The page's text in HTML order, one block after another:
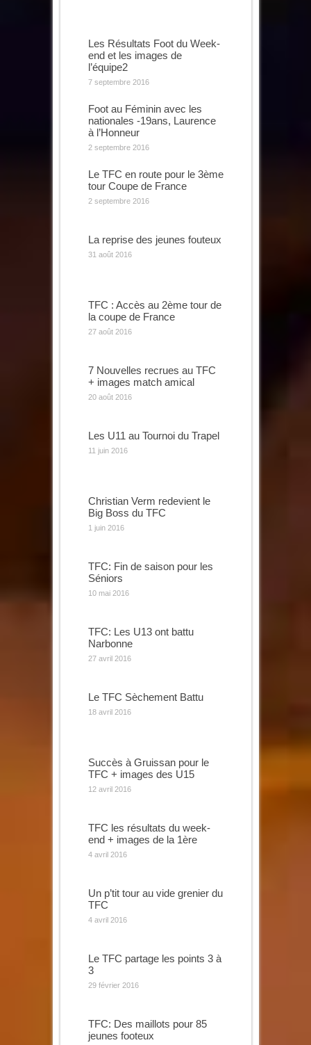
Les Résultats Foot du Week-
end et les images de
l’équipe2
7 septembre 2016
Foot au Féminin avec les
nationales -19ans, Laurence
à l’Honneur
2 septembre 2016
Le TFC en route pour le 3ème
tour Coupe de France
2 septembre 2016
La reprise des jeunes fouteux
31 août 2016
TFC : Accès au 2ème tour de
la coupe de France
27 août 2016
7 Nouvelles recrues au TFC
+ images match amical
20 août 2016
Les U11 au Tournoi du Trapel
11 juin 2016
Christian Verm redevient le
Big Boss du TFC
1 juin 2016
TFC: Fin de saison pour les
Séniors
10 mai 2016
TFC: Les U13 ont battu
Narbonne
27 avril 2016
Le TFC Sèchement Battu
18 avril 2016
Succès à Gruissan pour le
TFC + images des U15
12 avril 2016
TFC les résultats du week-
end + images de la 1ère
4 avril 2016
Un p’tit tour au vide grenier du
TFC
4 avril 2016
Le TFC partage les points 3 à
3
29 février 2016
TFC: Des maillots pour 85
jeunes footeux